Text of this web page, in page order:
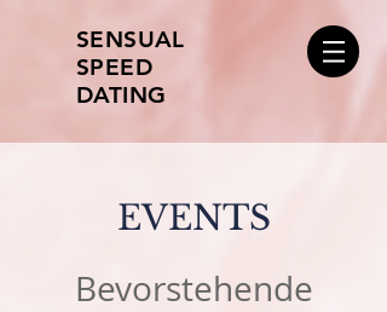
SENSUAL
SPEED
DATING
EVENTS
Bevorstehende